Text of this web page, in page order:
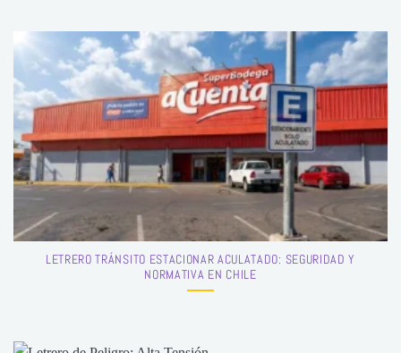
LETRERO TRÁNSITO ESTACIONAR ACULATADO: SEGURIDAD Y
NORMATIVA EN CHILE